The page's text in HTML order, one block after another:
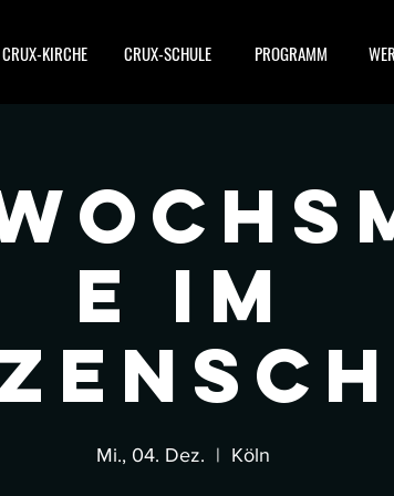
CRUX-KIRCHE CRUX-SCHULE PROGRAMM
e im
Mi., 04. Dez.
  |
Köln